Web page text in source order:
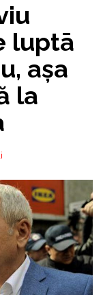
luptā
aşa
la